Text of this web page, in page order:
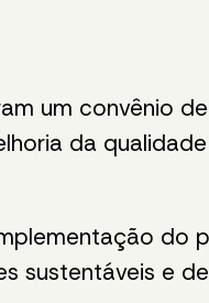
um convênio de
da
do
sustentáveis e